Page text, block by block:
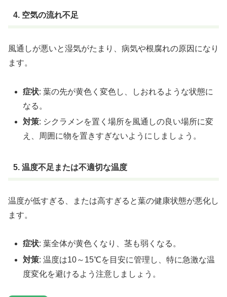
4. 空気の流れ不足
風通しが悪いと湿気がたまり、病気や根腐れの原因になり
ます。
症状: 葉の先が黄色く変色し、しおれるような状態に
なる。
対策: シクラメンを置く場所を風通しの良い場所に変
え、周囲に物を置きすぎないようにしましょう。
5. 温度不足または不適切な温度
温度が低すぎる、または高すぎると葉の健康状態が悪化し
ます。
症状: 葉全体が黄色くなり、茎も弱くなる。
対策: 温度は10～15℃を目安に管理し、特に急激な温
度変化を避けるよう注意しましょう。